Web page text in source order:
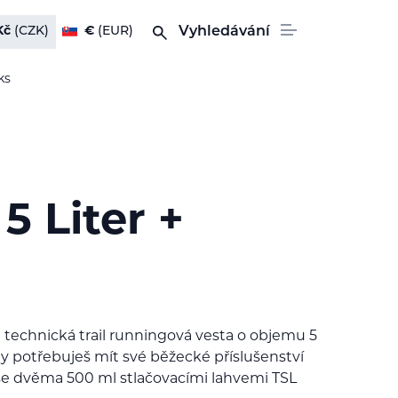
(CZK) € (EUR) Vyhledávání
Liter +
trail runningová vesta o objemu 5
potřebuješ mít své běžecké příslušenství
dvěma 500 ml stlačovacími lahvemi TSL